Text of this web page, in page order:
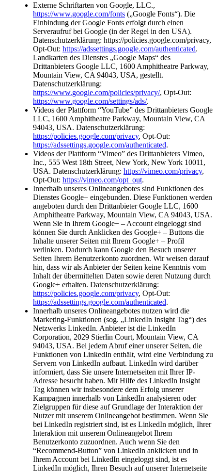
Externe Schriftarten von Google, LLC.,
https://www.google.com/fonts („Google Fonts“). Die
Einbindung der Google Fonts erfolgt durch einen
Serveraufruf bei Google (in der Regel in den USA).
Datenschutzerklärung: https://policies.google.com/privacy,
Opt-Out: https://adssettings.google.com/authenticated.
Landkarten des Dienstes „Google Maps“ des
Drittanbieters Google LLC, 1600 Amphitheatre Parkway,
Mountain View, CA 94043, USA, gestellt.
Datenschutzerklärung:
https://www.google.com/policies/privacy/, Opt-Out:
https://www.google.com/settings/ads/.
Videos der Plattform “YouTube” des Drittanbieters Google
LLC, 1600 Amphitheatre Parkway, Mountain View, CA
94043, USA. Datenschutzerklärung:
https://policies.google.com/privacy, Opt-Out:
https://adssettings.google.com/authenticated.
Videos der Plattform “Vimeo” des Drittanbieters Vimeo,
Inc., 555 West 18th Street, New York, New York 10011,
USA. Datenschutzerklärung: https://vimeo.com/privacy,
Opt-Out: https://vimeo.com/opt_out.
Innerhalb unseres Onlineangebotes sind Funktionen des
Dienstes Google+ eingebunden. Diese Funktionen werden
angeboten durch den Drittanbieter Google LLC, 1600
Amphitheatre Parkway, Mountain View, CA 94043, USA.
Wenn Sie in Ihrem Google+ – Account eingeloggt sind
können Sie durch Anklicken des Google+ – Buttons die
Inhalte unserer Seiten mit Ihrem Google+ – Profil
verlinken. Dadurch kann Google den Besuch unserer
Seiten Ihrem Benutzerkonto zuordnen. Wir weisen darauf
hin, dass wir als Anbieter der Seiten keine Kenntnis vom
Inhalt der übermittelten Daten sowie deren Nutzung durch
Google+ erhalten. Datenschutzerklärung:
https://policies.google.com/privacy, Opt-Out:
https://adssettings.google.com/authenticated.
Innerhalb unseres Onlineangebotes nutzen wird die
Marketing-Funktionen (sog. „LinkedIn Insight Tag“) des
Netzwerks LinkedIn. Anbieter ist die LinkedIn
Corporation, 2029 Stierlin Court, Mountain View, CA
94043, USA. Bei jedem Abruf einer unserer Seiten, die
Funktionen von LinkedIn enthält, wird eine Verbindung zu
Servern von LinkedIn aufbaut. LinkedIn wird darüber
informiert, dass Sie unsere Internetseiten mit Ihrer IP-
Adresse besucht haben. Mit Hilfe des LinkedIn Insight
Tag können wir insbesondere dem Erfolg unserer
Kampagnen innerhalb von LinkedIn analysieren oder
Zielgruppen für diese auf Grundlage der Interaktion der
Nutzer mit unserem Onlineangebot bestimmen. Wenn Sie
bei LinkedIn registriert sind, ist es LinkedIn möglich, Ihrer
Interaktion mit unserem Onlineangebot Ihrem
Benutzerkonto zuzuordnen. Auch wenn Sie den
“Recommend-Button” von LinkedIn anklicken und in
Ihrem Account bei LinkedIn eingeloggt sind, ist es
LinkedIn möglich, Ihren Besuch auf unserer Internetseite